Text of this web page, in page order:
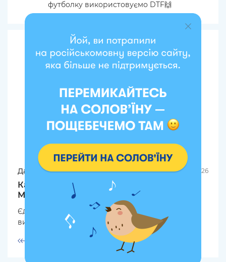
футболку використовуємо DTF🙌
Дар'я 06.08.2026
Карты Таро «Мифологическое Таро:
Мировые Боги»
Єдина колода, яка підштовхнула мене почати
вивчати таро 💙